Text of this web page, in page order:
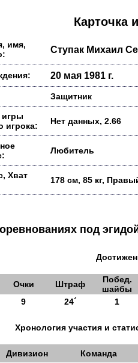
Карточка
имя,
Ступак Михаил
20 мая 1981 г.
Защитник
игры
игрока:
Нет данных, 2.66
Любитель
Хват
178 см, 85 кг,
под
Очки Штраф
Побед.
шайбы
9 24´ 1
Хронология участия и
Дивизион Команда